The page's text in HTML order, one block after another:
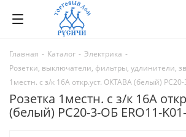
Главная - Каталог - Электрика -
Розетки, выключатели, фильтры, удлинители,
1местн. c з/к 16А откр.уст. ОКТАВА (белый) РС20-
Розетка 1местн. c з/к 16А
(белый) РС20-3-ОБ ERO11-